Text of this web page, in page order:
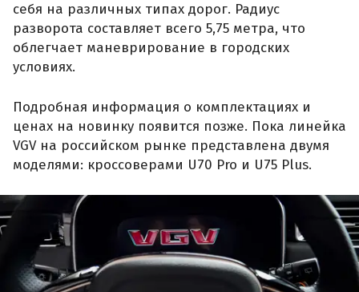
себя на различных типах дорог. Радиус
разворота составляет всего 5,75 метра, что
облегчает маневрирование в городских
условиях.
Подробная информация о комплектациях и
ценах на новинку появится позже. Пока линейка
VGV на российском рынке представлена двумя
моделями: кроссоверами U70 Pro и U75 Plus.